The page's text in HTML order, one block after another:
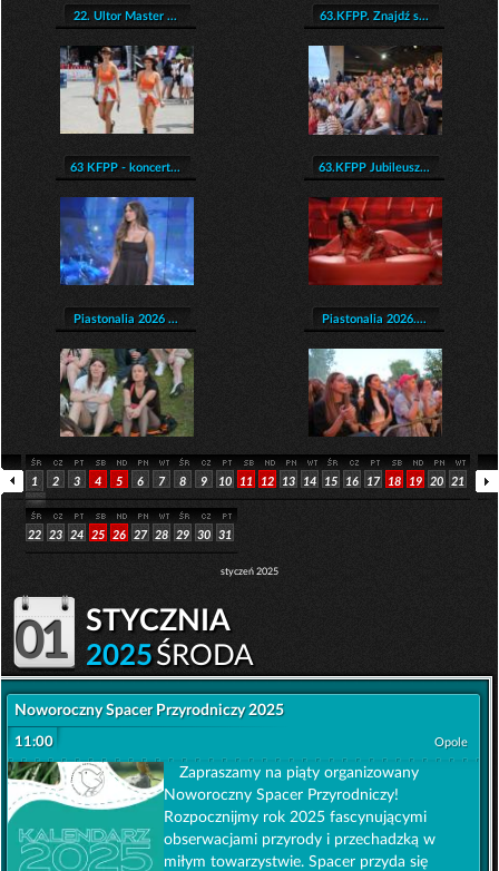
22. Ultor Master ... 63.KFPP. Znajdź s...
63 KFPP - koncert... 63.KFPP Jubileusz...
Piastonalia 2026 ... Piastonalia 2026....
1 2 3 4 5 6 7 8 9 10 11 12 13 14 15 16 17 18 19 20 21
22 23 24 25 26 27 28 29 30 31
styczeń 2025
01 stycznia
2025ŚRODA
11:00
Noworoczny Spacer Przyrodniczy 2025
Opole
Zapraszamy na piąty organizowany
Noworoczny Spacer Przyrodniczy!
Rozpocznijmy rok 2025 fascynującymi
obserwacjami przyrody i przechadzką w
miłym towarzystwie. Spacer przyda się